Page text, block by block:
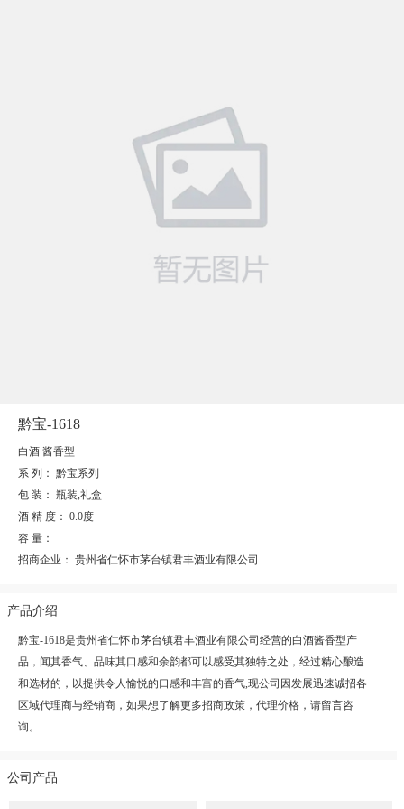
黔宝-1618
白酒 酱香型
系 列： 黔宝系列
包 装： 瓶装,礼盒
酒 精 度： 0.0度
容 量：
招商企业： 贵州省仁怀市茅台镇君丰酒业有限公司
产品介绍
黔宝-1618是贵州省仁怀市茅台镇君丰酒业有限公司经营的白酒酱香型产
品，闻其香气、品味其口感和余韵都可以感受其独特之处，经过精心酿造
和选材的，以提供令人愉悦的口感和丰富的香气,现公司因发展迅速诚招各
区域代理商与经销商，如果想了解更多招商政策，代理价格，请留言咨
询。
公司产品